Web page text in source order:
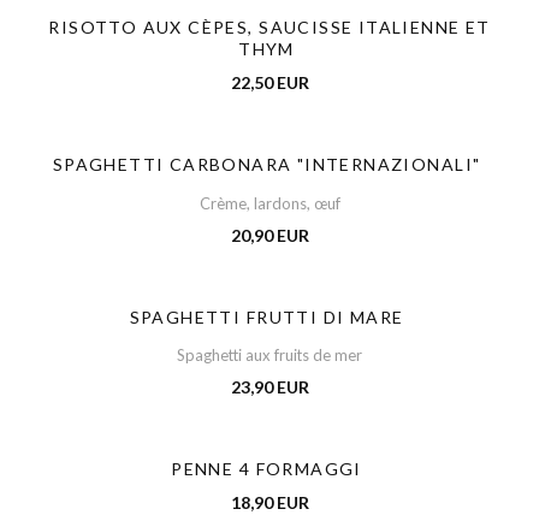
RISOTTO AUX CÈPES, SAUCISSE ITALIENNE ET
THYM
22,50 EUR
SPAGHETTI CARBONARA "INTERNAZIONALI"
Crème, lardons, œuf
20,90 EUR
SPAGHETTI FRUTTI DI MARE
Spaghetti aux fruits de mer
23,90 EUR
PENNE 4 FORMAGGI
18,90 EUR